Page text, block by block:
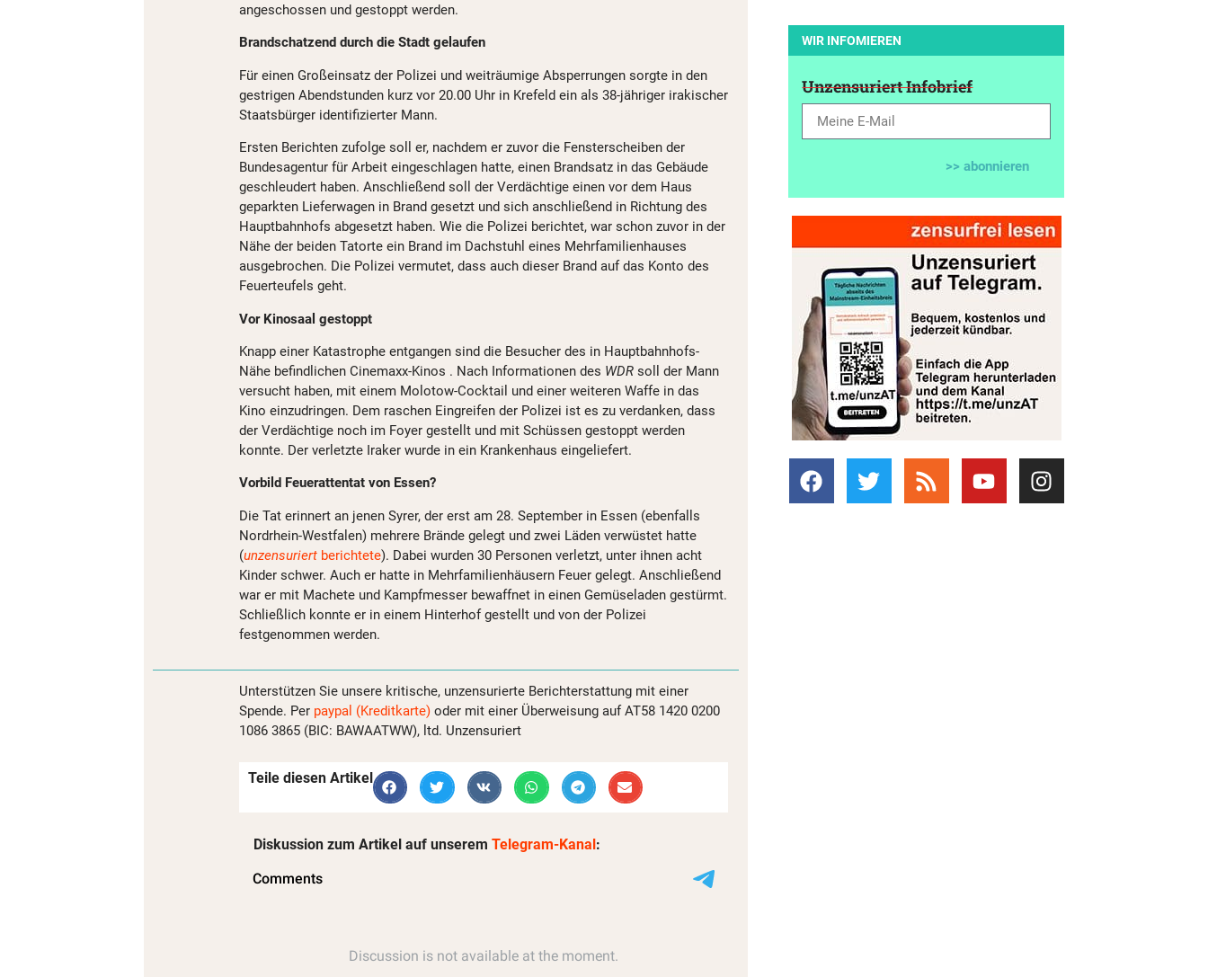
angeschossen und gestoppt werden.
Brandschatzend durch die Stadt gelaufen
Für einen Großeinsatz der Polizei und weiträumige Absperrungen sorgte in den
gestrigen Abendstunden kurz vor 20.00 Uhr in Krefeld ein als 38-jähriger irakischer
Staatsbürger identifizierter Mann.
Ersten Berichten zufolge soll er, nachdem er zuvor die Fensterscheiben der
Bundesagentur für Arbeit eingeschlagen hatte, einen Brandsatz in das Gebäude
geschleudert haben. Anschließend soll der Verdächtige einen vor dem Haus
geparkten Lieferwagen in Brand gesetzt und sich anschließend in Richtung des
Hauptbahnhofs abgesetzt haben. Wie die Polizei berichtet, war schon zuvor in der
Nähe der beiden Tatorte ein Brand im Dachstuhl eines Mehrfamilienhauses
ausgebrochen. Die Polizei vermutet, dass auch dieser Brand auf das Konto des
Feuerteufels geht.
Vor Kinosaal gestoppt
Knapp einer Katastrophe entgangen sind die Besucher des in Hauptbahnhofs-
Nähe befindlichen Cinemaxx-Kinos . Nach Informationen des WDR soll der Mann
versucht haben, mit einem Molotow-Cocktail und einer weiteren Waffe in das
Kino einzudringen. Dem raschen Eingreifen der Polizei ist es zu verdanken, dass
der Verdächtige noch im Foyer gestellt und mit Schüssen gestoppt werden
konnte. Der verletzte Iraker wurde in ein Krankenhaus eingeliefert.
Vorbild Feuerattentat von Essen?
Die Tat erinnert an jenen Syrer, der erst am 28. September in Essen (ebenfalls
Nordrhein-Westfalen) mehrere Brände gelegt und zwei Läden verwüstet hatte
(unzensuriert berichtete). Dabei wurden 30 Personen verletzt, unter ihnen acht
Kinder schwer. Auch er hatte in Mehrfamilienhäusern Feuer gelegt. Anschließend
war er mit Machete und Kampfmesser bewaffnet in einen Gemüseladen gestürmt.
Schließlich konnte er in einem Hinterhof gestellt und von der Polizei
festgenommen werden.
Unterstützen Sie unsere kritische, unzensurierte Berichterstattung mit einer
Spende. Per paypal (Kreditkarte) oder mit einer Überweisung auf AT58 1420 0200
1086 3865 (BIC: BAWAATWW), ltd. Unzensuriert
Teile diesen Artikel
Diskussion zum Artikel auf unserem Telegram-Kanal :
WIR INFOMIEREN
Unzensuriert Infobrief
>> abonnieren